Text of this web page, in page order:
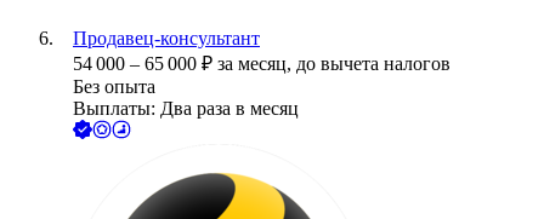
Продавец-консультант
54 000 – 65 000 ₽ за месяц, до вычета налогов
Без опыта
Выплаты: Два раза в месяц